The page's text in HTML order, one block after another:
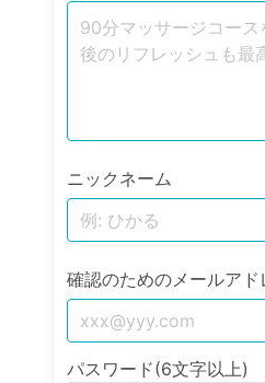
ニックネーム
確認のためのメールアド
パスワード(6文字以上)